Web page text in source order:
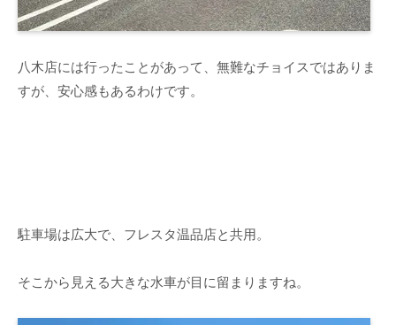
八木店には行ったことがあって、無難なチョイスではありま
すが、安心感もあるわけです。
駐車場は広大で、フレスタ温品店と共用。
そこから見える大きな水車が目に留まりますね。